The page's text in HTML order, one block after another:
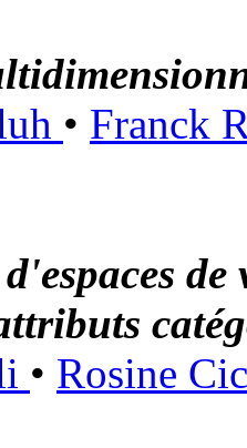
• Franck
de
• Rosine